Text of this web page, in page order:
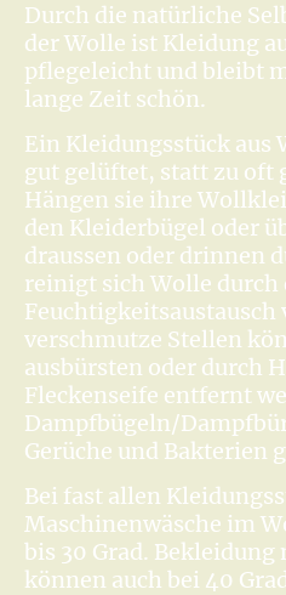
Durch die natürliche
der Wolle ist Kleidung
pflegeleicht und bleibt
lange Zeit schön.
Ein Kleidungsstück aus
gut gelüftet, statt zu oft
Hängen sie ihre
den Kleiderbügel oder
draussen oder drinnen
reinigt sich Wolle durch
Feuchtigkeitsaustausch
verschmutze Stellen
ausbürsten oder durch
Fleckenseife entfernt
Dampfbügeln/
Gerüche und Bakterien
Bei fast allen
Maschinenwäsche im
bis 30 Grad.
können auch bei 40